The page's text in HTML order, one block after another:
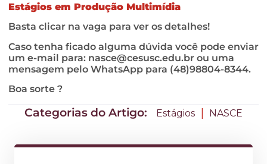
Estágios em Produção Multimídia
Basta clicar na vaga para ver os detalhes!
Caso tenha ficado alguma dúvida você pode enviar
um e-mail para: nasce@cesusc.edu.br ou uma
mensagem pelo WhatsApp para (48)98804-8344.
Boa sorte ?
Categorias do Artigo: Estágios | NASCE